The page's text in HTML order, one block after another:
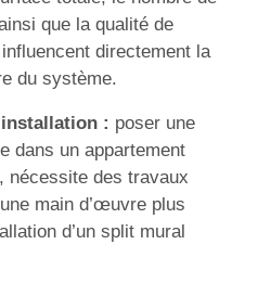
que la qualité de
directement la
du système.
: poser une
dans un appartement
nécessite des travaux
main d’œuvre plus
d’un split mural